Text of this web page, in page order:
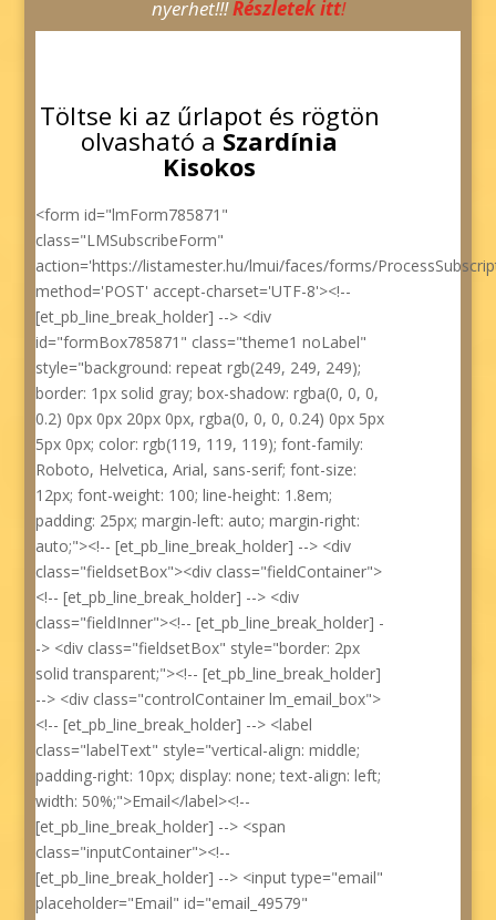
nyerhet!!!Részletek itt!
Töltse ki az űrlapot és rögtön
olvasható a Szardínia
Kisokos
<form id="lmForm785871"
class="LMSubscribeForm"
action='https://listamester.hu/lmui/faces/forms/
method='POST' accept-charset='UTF-8'><!--
[et_pb_line_break_holder] --> <div
id="formBox785871" class="theme1 noLabel"
style="background: repeat rgb(249, 249, 249);
border: 1px solid gray; box-shadow: rgba(0, 0, 0,
0.2) 0px 0px 20px 0px, rgba(0, 0, 0, 0.24) 0px 5px
5px 0px; color: rgb(119, 119, 119); font-family:
Roboto, Helvetica, Arial, sans-serif; font-size:
12px; font-weight: 100; line-height: 1.8em;
padding: 25px; margin-left: auto; margin-right:
auto;"><!-- [et_pb_line_break_holder] --> <div
class="fieldsetBox"><div class="fieldContainer">
<!-- [et_pb_line_break_holder] --> <div
class="fieldInner"><!-- [et_pb_line_break_holder] -
-> <div class="fieldsetBox" style="border: 2px
solid transparent;"><!-- [et_pb_line_break_holder]
--> <div class="controlContainer lm_email_box">
<!-- [et_pb_line_break_holder] --> <label
class="labelText" style="vertical-align: middle;
padding-right: 10px; display: none; text-align: left;
width: 50%;">Email</label><!--
[et_pb_line_break_holder] --> <span
class="inputContainer"><!--
[et_pb_line_break_holder] --> <input type="email"
placeholder="Email" id="email_49579"